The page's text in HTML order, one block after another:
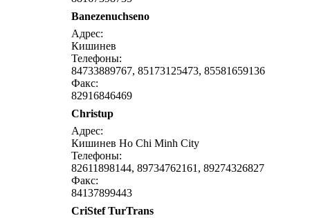
Banezenuchseno
Адрес:
Кишинев
Телефоны:
84733889767, 85173125473, 85581659136
Факс:
82916846469
Christup
Адрес:
Кишинев Ho Chi Minh City
Телефоны:
82611898144, 89734762161, 89274326827
Факс:
84137899443
CriStef TurTrans